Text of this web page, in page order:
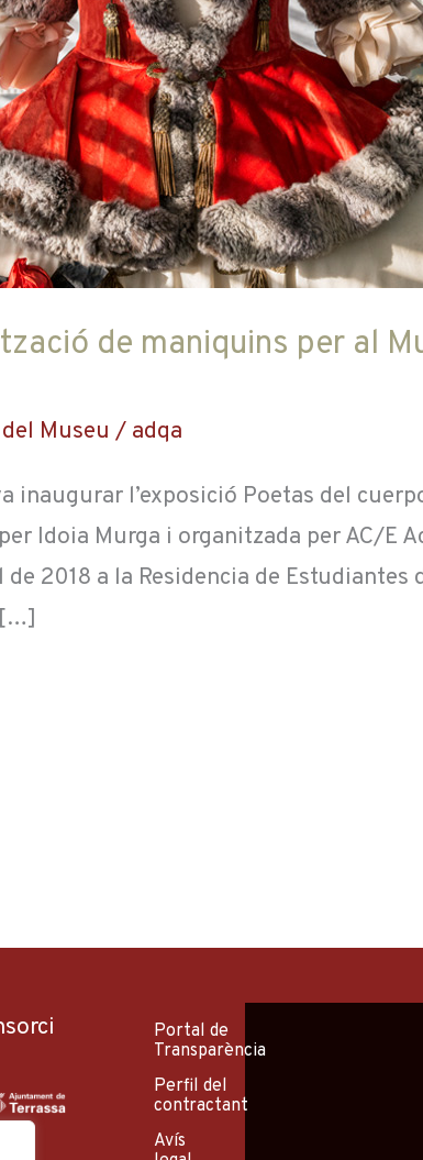
de maniquins per al
del Museu / adqa
inaugurar l’exposició Poetas del
Idoia Murga i organitzada per AC/E
de 2018 a la Residencia de Estudiantes
[…]
Portal de
Transparència
Perfil del
contractant
Avís